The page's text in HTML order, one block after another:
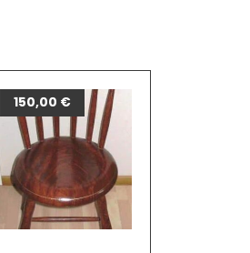
150,00 €